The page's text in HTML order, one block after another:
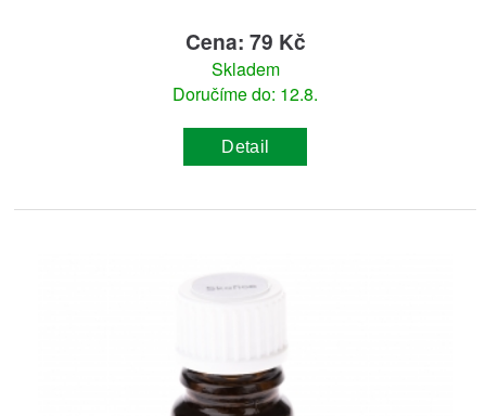
Cena: 79 Kč
Skladem
Doručíme do: 12.8.
Detail